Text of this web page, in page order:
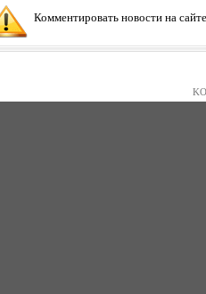
Комментировать новости на